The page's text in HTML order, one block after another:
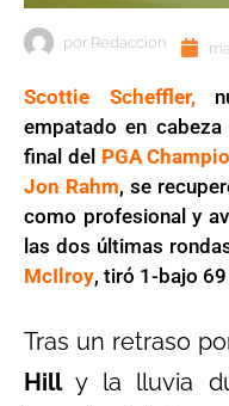
por Redaccion
Scottie Scheffler,
empatado en
final del PGA
Jon Rahm, se
como profesional y
las dos últimas
McIlroy, tiró 1-bajo
Tras un retraso
Hilly la lluvia